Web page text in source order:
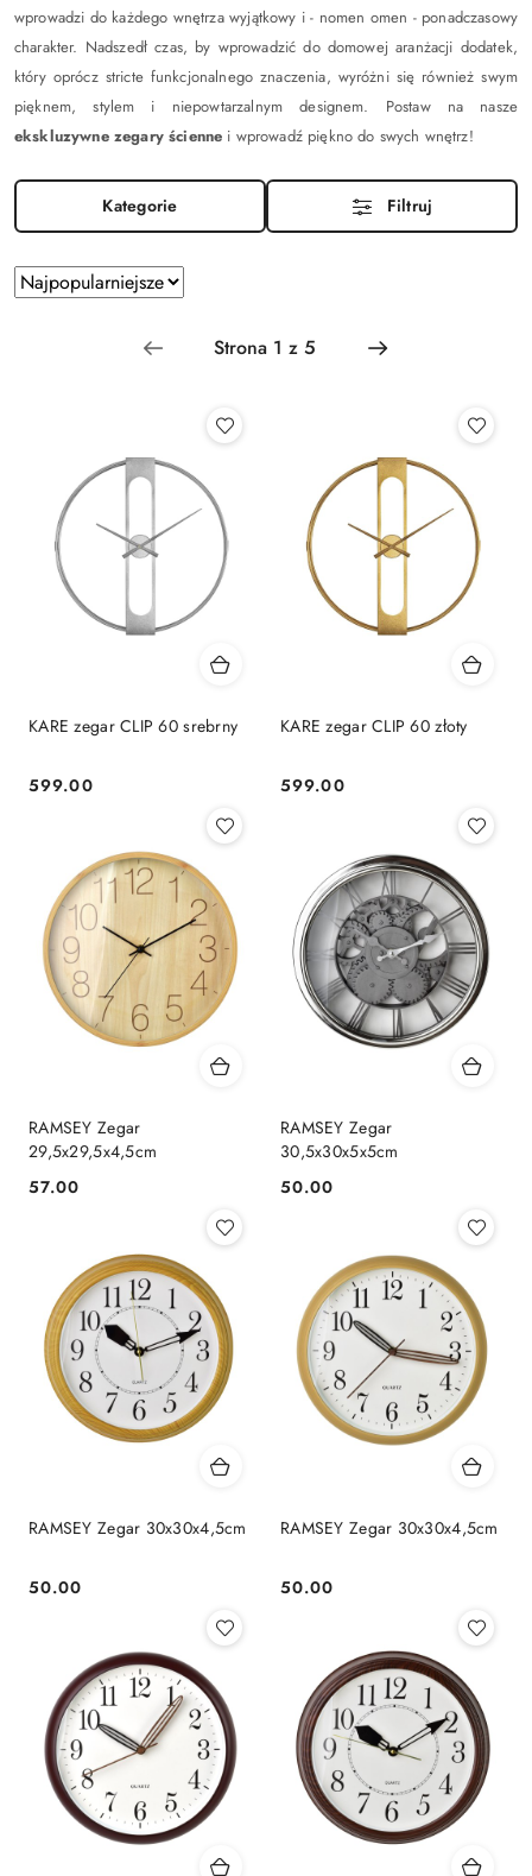
wprowadzi do każdego wnętrza wyjątkowy i - nomen omen - ponadczasowy
charakter. Nadszedł czas, by wprowadzić do domowej aranżacji dodatek,
który oprócz stricte funkcjonalnego znaczenia, wyróżni się również swym
pięknem, stylem i niepowtarzalnym designem. Postaw na nasze
ekskluzywne zegary ścienne i wprowadź piękno do swych wnętrz!
Kategorie Filtruj
Zastosowano
sortowanie:
Najpopularniejsze.
Sortuj
według
KARE zegar CLIP 60 srebrny
Cena:
599.00
KARE zegar CLIP 60 złoty
Cena:
599.00
RAMSEY Zegar
29,5x29,5x4,5cm
Cena:
57.00
RAMSEY Zegar
30,5x30x5x5cm
Cena:
50.00
RAMSEY Zegar 30x30x4,5cm
Cena:
50.00
RAMSEY Zegar 30x30x4,5cm
Cena:
50.00